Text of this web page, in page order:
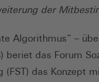
der
Algorithmus“ –
beriet das Forum
(FST) das Konzept